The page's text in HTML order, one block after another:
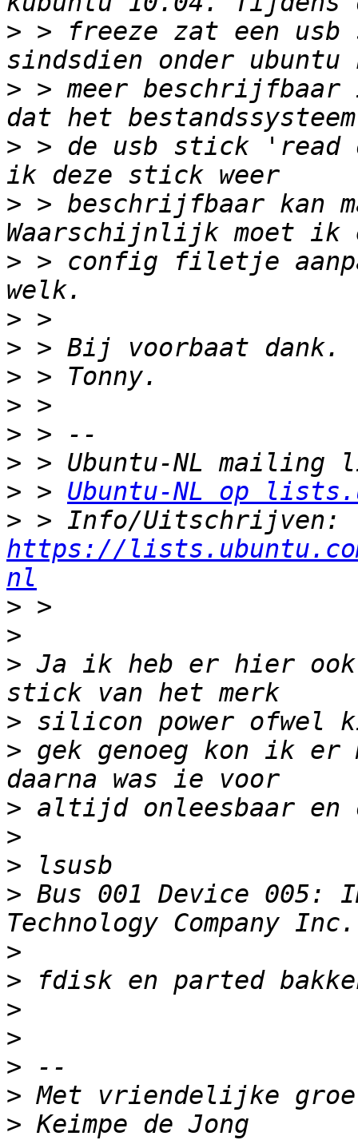
> > freeze zat een
> > meer beschrijfbaar
> > de usb stick 'read
> > beschrijfbaar kan
> > config filetje
>
>
>
>
>
>
> > Ubuntu-NL op
>
https://
nl
>
>
> Ja ik heb er hier ook
>
> gek genoeg kon ik er
>
>
>
> Bus 001 Device 005:
>
>
>
>
>
>
>